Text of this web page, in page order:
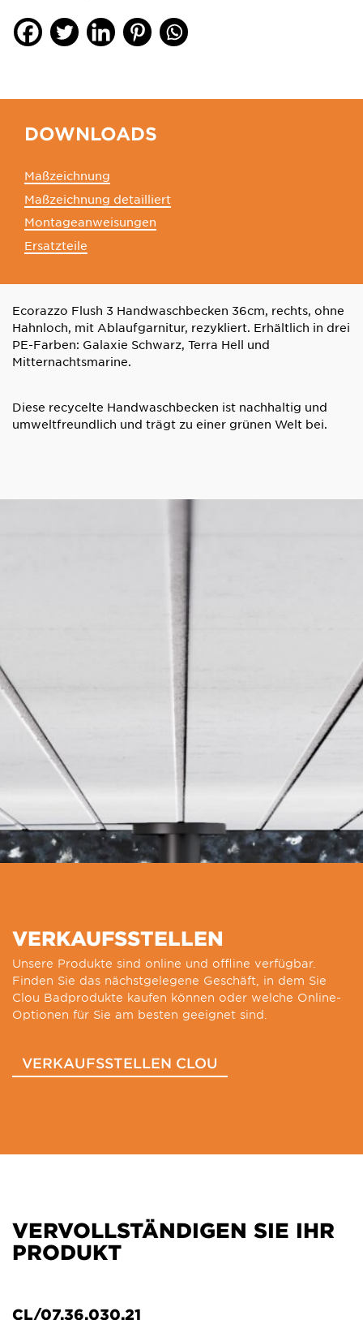
DOWNLOADS
Maßzeichnung
Maßzeichnung detailliert
Montageanweisungen
Ersatzteile
Ecorazzo Flush 3 Handwaschbecken 36cm, rechts, ohne
Hahnloch, mit Ablaufgarnitur, rezykliert. Erhältlich in drei
PE-Farben: Galaxie Schwarz, Terra Hell und
Mitternachtsmarine.
Diese recycelte Handwaschbecken ist nachhaltig und
umweltfreundlich und trägt zu einer grünen Welt bei.
VERKAUFSSTELLEN
Unsere Produkte sind online und offline verfügbar.
Finden Sie das nächstgelegene Geschäft, in dem Sie
Clou Badprodukte kaufen können oder welche Online-
Optionen für Sie am besten geeignet sind.
VERKAUFSSTELLEN CLOU
VERVOLLSTÄNDIGEN SIE IHR
PRODUKT
CL/07.36.030.21